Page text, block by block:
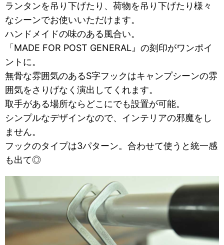
ランタンを吊り下げたり、荷物を吊り下げたり様々
なシーンでお使いいただけます。
ハンドメイドの味のある風合い。
「MADE FOR POST GENERAL』の刻印がワンポイ
ントに。
無骨な雰囲気のあるS字フックはキャンプシーンの雰
囲気をさりげなく演出してくれます。
取手がある場所ならどこにでも設置が可能。
シンプルなデザインなので、インテリアの邪魔をし
ません。
フックのタイプは3パターン。合わせて使うと統一感
も出て◎